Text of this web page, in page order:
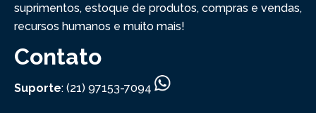
suprimentos, estoque de produtos, compras e vendas,
recursos humanos e muito mais!
Contato
Suporte: (21) 97153-7094